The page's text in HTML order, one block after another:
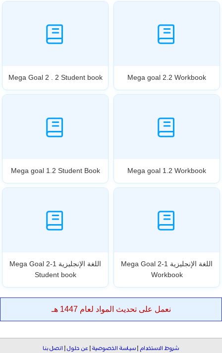
Mega goal 2.2 Workbook
Mega Goal 2 . 2 Student book
Mega goal 1.2 Workbook
Mega goal 1.2 Student Book
اللغة الإنجليزية Mega Goal 2-1
Workbook
اللغة الإنجليزية Mega Goal 2-1
Student book
نعمل على تحديث المواد لعام 1447 هـ
شروط الاستخدام | سياسة الخصوصية | عن حلول | اتصل بنا